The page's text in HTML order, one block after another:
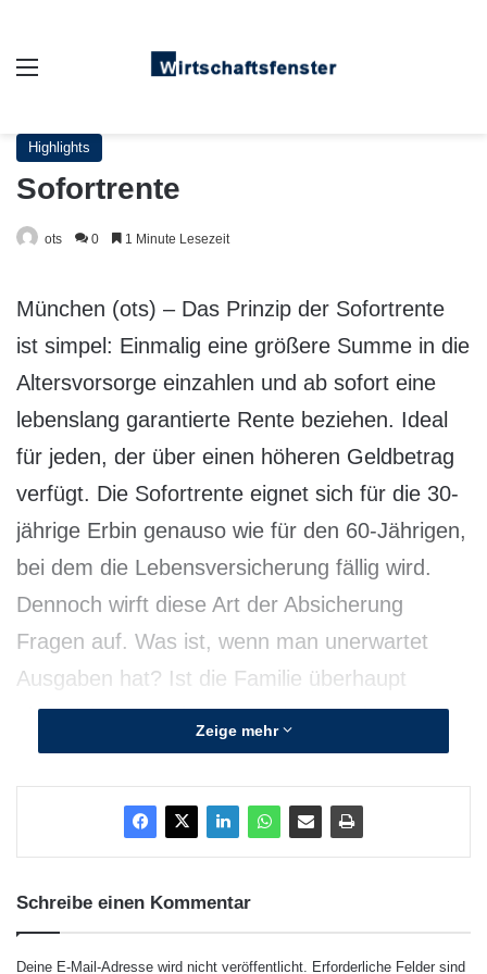
Highlights
Sofortrente
ots 0 1 Minute Lesezeit
München (ots) – Das Prinzip der Sofortrente
ist simpel: Einmalig eine größere Summe in die
Altersvorsorge einzahlen und ab sofort eine
lebenslang garantierte Rente beziehen. Ideal
für jeden, der über einen höheren Geldbetrag
verfügt. Die Sofortrente eignet sich für die 30-
jährige Erbin genauso wie für den 60-Jährigen,
bei dem die Lebensversicherung fällig wird.
Dennoch wirft diese Art der Absicherung
Fragen auf. Was ist, wenn man unerwartet
Ausgaben hat? Ist die Familie überhaupt
abgesichert? Und was passiert mit dem
eingezahlten Betrag, wenn der Versicherte
stirbt? Antworten dazu liefert Swiss Life im
Thema des Monats Mai „Sofortrente“ unter
www.swisslife.de/sofortrente.
In der Vergangenheit haben sich Interessenten
durchaus gegen eine Sofortrente entschieden,
Zeige mehr
Schreibe einen Kommentar
Deine E-Mail-Adresse wird nicht veröffentlicht. Erforderliche Felder sind